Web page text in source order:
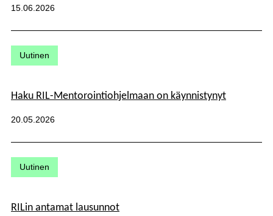
Julkaistu:
15.06.2026
Kategoriat:
Uutinen
Haku RIL-Mentorointiohjelmaan on käynnistynyt
Julkaistu:
20.05.2026
Kategoriat:
Uutinen
RILin antamat lausunnot